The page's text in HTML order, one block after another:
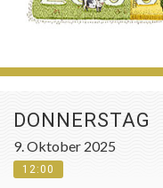
DONNERSTAG
9. Oktober 2025
12:00